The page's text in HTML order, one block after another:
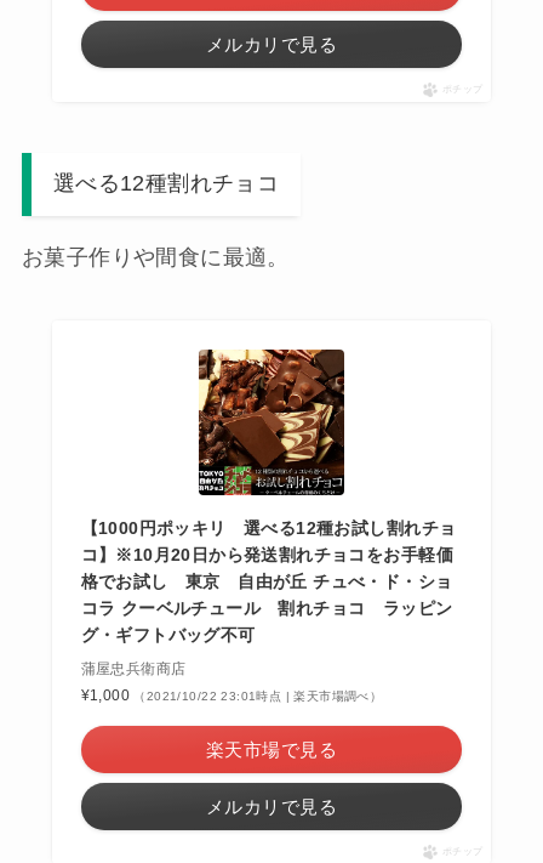
メルカリで見る
ポチップ
選べる12種割れチョコ
お菓子作りや間食に最適。
【1000円ポッキリ 選べる12種お試し割れチョ
コ】※10月20日から発送割れチョコをお手軽価
格でお試し 東京 自由が丘 チュべ・ド・ショ
コラ クーベルチュール 割れチョコ ラッピン
グ・ギフトバッグ不可
蒲屋忠兵衛商店
¥1,000
（2021/10/22 23:01時点 | 楽天市場調べ）
楽天市場で見る
メルカリで見る
ポチップ